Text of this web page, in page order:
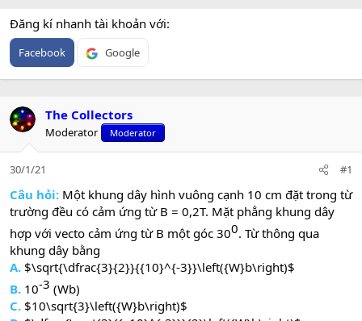
Đăng kí nhanh tài khoản với
Facebook Google
The Collectors
Moderator Moderator
30/1/21 #1
Câu hỏi: Một khung dây hình vuông cạnh 10 cm đặt trong từ
trường đều có cảm ứng từ B = 0,2T. Mặt phẳng khung dây
hợp với vecto cảm ứng từ B một góc 300​. Từ thông qua
khung dây bằng
A. $\sqrt{\dfrac{3}{2}}{{10}^{-3}}\left({W}b\right)$
B. 10-3​ (Wb)
C. $10\sqrt{3}\left({W}b\right)$